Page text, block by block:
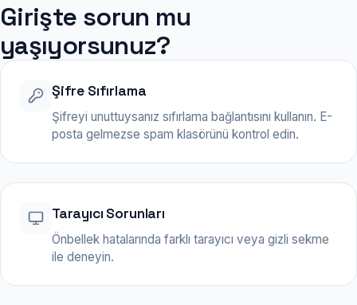
Girişte sorun mu
yaşıyorsunuz?
Şifre Sıfırlama
Şifreyi unuttuysanız sıfırlama bağlantısını kullanın. E-
posta gelmezse spam klasörünü kontrol edin.
Tarayıcı Sorunları
Önbellek hatalarında farklı tarayıcı veya gizli sekme
ile deneyin.